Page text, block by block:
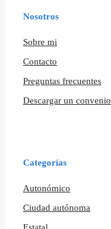
Nosotros
Sobre mi
Contacto
Preguntas frecuentes
Descargar un convenio
Categorías
Autonómico
Ciudad autónoma